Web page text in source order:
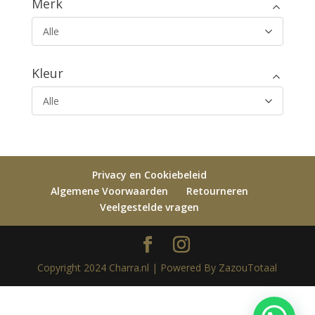
Merk
Alle
Kleur
Alle
Privacy en Cookiebeleid
Algemene Voorwaarden
Retourneren
Veelgestelde vragen
Copyright 2024 Charra.nl | Powered By ZazouTotaal